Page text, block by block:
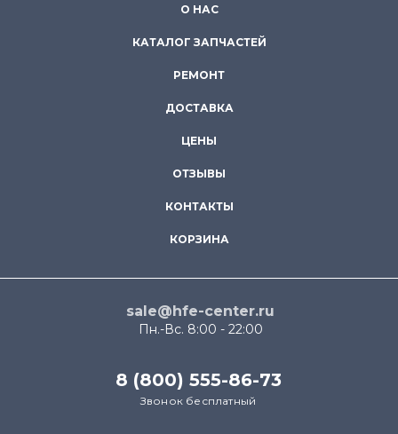
О НАС
КАТАЛОГ ЗАПЧАСТЕЙ
РЕМОНТ
ДОСТАВКА
ЦЕНЫ
ОТЗЫВЫ
КОНТАКТЫ
КОРЗИНА
sale@hfe-center.ru
Пн.-Вс. 8:00 - 22:00
8 (800) 555-86-73
Звонок бесплатный